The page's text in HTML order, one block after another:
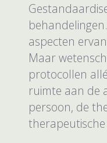
aspecten
Maar
protocollen
ruimte aan de
persoon, de